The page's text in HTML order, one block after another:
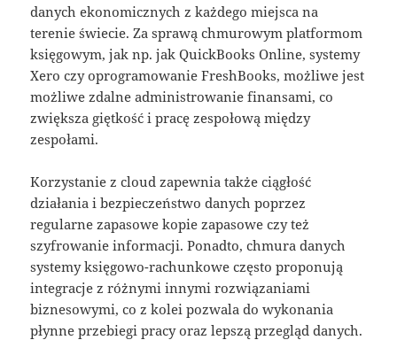
danych ekonomicznych z każdego miejsca na
terenie świecie. Za sprawą chmurowym platformom
księgowym, jak np. jak QuickBooks Online, systemy
Xero czy oprogramowanie FreshBooks, możliwe jest
możliwe zdalne administrowanie finansami, co
zwiększa giętkość i pracę zespołową między
zespołami.
Korzystanie z cloud zapewnia także ciągłość
działania i bezpieczeństwo danych poprzez
regularne zapasowe kopie zapasowe czy też
szyfrowanie informacji. Ponadto, chmura danych
systemy księgowo-rachunkowe często proponują
integracje z różnymi innymi rozwiązaniami
biznesowymi, co z kolei pozwala do wykonania
płynne przebiegi pracy oraz lepszą przegląd danych.